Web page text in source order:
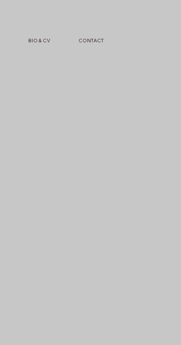
BIO & CV CONTACT